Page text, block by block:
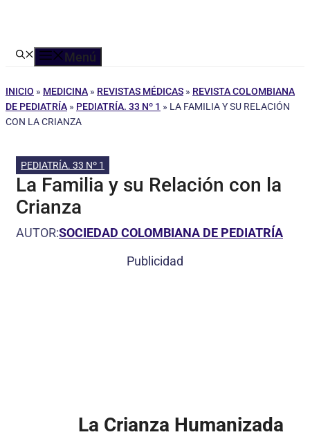
Menú
INICIO » MEDICINA » REVISTAS MÉDICAS » REVISTA COLOMBIANA
DE PEDIATRÍA » PEDIATRÍA. 33 Nº 1 » LA FAMILIA Y SU RELACIÓN
CON LA CRIANZA
PEDIATRÍA. 33 Nº 1
La Familia y su Relación con la
Crianza
AUTOR:SOCIEDAD COLOMBIANA DE PEDIATRÍA
Publicidad
La Crianza Humanizada